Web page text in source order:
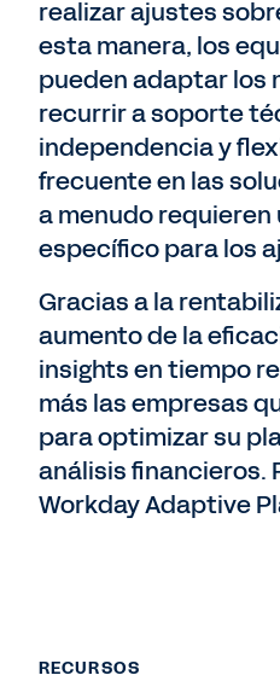
realizar ajustes
esta manera, los
pueden adaptar los
recurrir a soporte
independencia y
frecuente en las
a menudo
específico para los
Gracias a la
aumento de la
insights en tiempo
más las empresas
para optimizar su
análisis financieros.
Workday Adaptive
RECURSOS